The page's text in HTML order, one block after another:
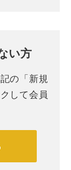
い方
の「新規
して会員